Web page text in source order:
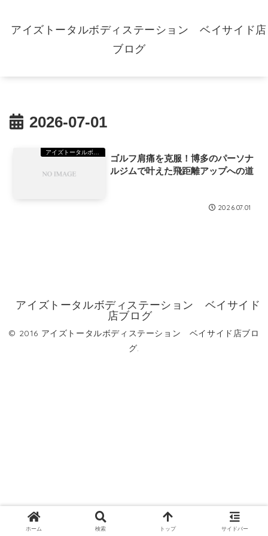
アイズトータルボディステーション ベイサイド店
ブログ
2026-07-01
ゴルフ肩痛を克服！博多のパーソナ
ルジムで叶えた飛距離アップへの道
2026.07.01
アイズトータルボディステーション ベイサイド
店ブログ
© 2016 アイズトータルボディステーション ベイサイド店ブロ
グ.
ホーム 検索 トップ サイドバー